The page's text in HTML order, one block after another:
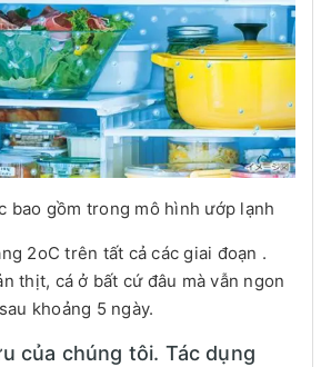
bao gồm trong mô hình ướp lạnh
2oC trên tất cả các giai đoạn .
thịt, cá ở bất cứ đâu mà vẫn ngon
khoảng 5 ngày.
của chúng tôi. Tác dụng